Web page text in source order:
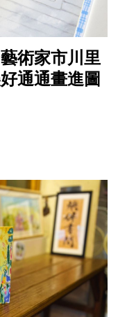
術家市川里
通通畫進圖